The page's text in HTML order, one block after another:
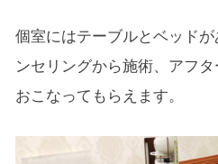
個室にはテーブルとベッド
ンセリングから施術、アフ
おこなってもらえます。